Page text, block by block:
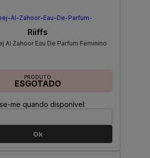
Riiffs
Al Zahoor Eau De Parfum Feminino
PRODUTO
ESGOTADO
me quando disponível:
Ok